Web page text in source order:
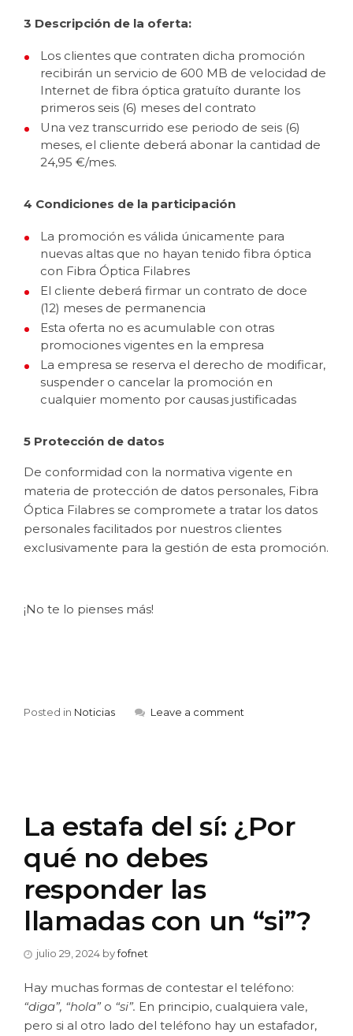
3 Descripción de la oferta:
Los clientes que contraten dicha promoción
recibirán un servicio de 600 MB de velocidad de
Internet de fibra óptica gratuíto durante los
primeros seis (6) meses del contrato
Una vez transcurrido ese periodo de seis (6)
meses, el cliente deberá abonar la cantidad de
24,95 €/mes.
4 Condiciones de la participación
La promoción es válida únicamente para
nuevas altas que no hayan tenido fibra óptica
con Fibra Óptica Filabres
El cliente deberá firmar un contrato de doce
(12) meses de permanencia
Esta oferta no es acumulable con otras
promociones vigentes en la empresa
La empresa se reserva el derecho de modificar,
suspender o cancelar la promoción en
cualquier momento por causas justificadas
5 Protección de datos
De conformidad con la normativa vigente en
materia de protección de datos personales, Fibra
Óptica Filabres se compromete a tratar los datos
personales facilitados por nuestros clientes
exclusivamente para la gestión de esta promoción.
¡No te lo pienses más!
Posted in Noticias Leave a comment
La estafa del sí: ¿Por
qué no debes
responder las
llamadas con un “si”?
julio 29, 2024 byfofnet
Hay muchas formas de contestar el teléfono:
“diga”, “hola” o “si”. En principio, cualquiera vale,
pero si al otro lado del teléfono hay un estafador,